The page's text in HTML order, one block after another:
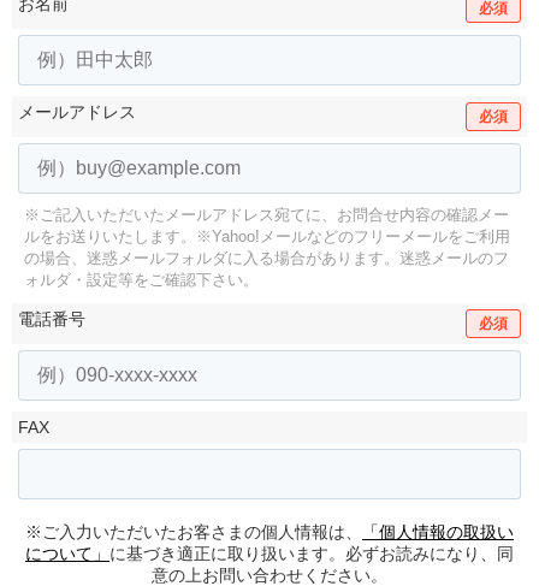
必須
メールアドレス 必須
※ご記入いただいたメールアドレス宛てに、お問合せ内容の確認メー
ルをお送りいたします。
※Yahoo!メールなどのフリーメールをご利用
の場合、迷惑メールフォルダに入る場合があります。 迷惑メールのフ
ォルダ・設定等をご確認下さい。
電話番号 必須
FAX
※ご入力いただいたお客さまの個人情報は、
「個人情報の取扱い
について」 に基づき適正に取り扱います。必ずお読みになり、同
意の上お問い合わせください。